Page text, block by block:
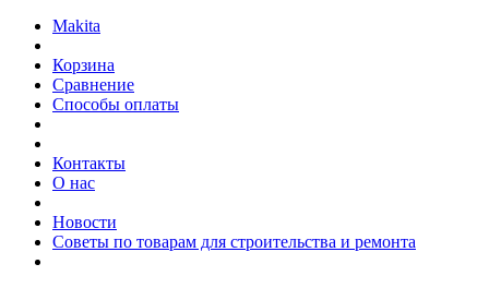
Makita
Корзина
Сравнение
Способы оплаты
Контакты
О нас
Новости
Советы по товарам для строительства и ремонта